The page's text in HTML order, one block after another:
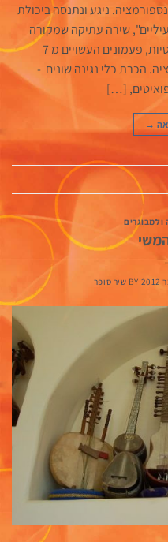
ניגע ונתנסה ביכולת
שירה עתיקה שמקורה
במונגוליה וטיבט. נתנסה בקערות טיבטיות, פעמונים העשויים מ 7
הכרת כלי נגינה שונים -
[…]
→
BY שיר סופר